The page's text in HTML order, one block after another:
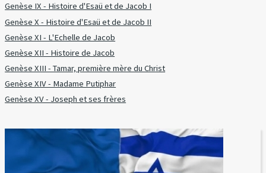
Genèse IX - Histoire d'Esaü et de Jacob I
Genèse X - Histoire d'Esaü et de Jacob II
Genèse XI - L'Echelle de Jacob
Genèse XII - Histoire de Jacob
Genèse XIII - Tamar, première mère du Christ
Genèse XIV - Madame Putiphar
Genèse XV - Joseph et ses frères